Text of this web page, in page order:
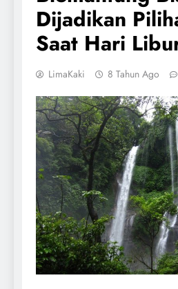
Dijadikan
Saat Hari
LimaKaki 8 Tahun Ago